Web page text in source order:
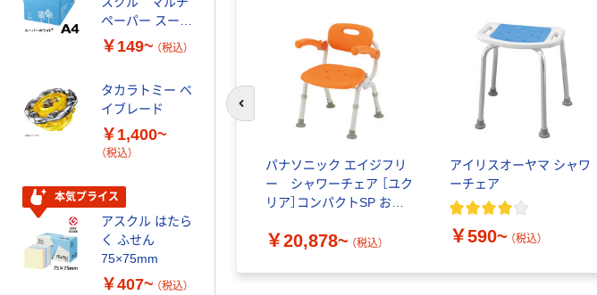
パナソニック エイジフリ
ー シャワーチェア ［ユク
リア］コンパクトSP おり
￥20,878~ （税込）
アイリスオーヤマ シャワ
ーチェア
￥590~ （税込）
前のスライドへ
ペーパー スーパ
ーホワイト+
￥149~ （税込）
タカラトミー ベ
イブレード
￥1,400~
（税込）
本気プライス
アスクル はたら
く ふせん
75×75mm
￥407~ （税込）
透明 高密度タイ
プ 詰替用 バイ
オマス素材10％
配合
￥616~ （税込）
オリジナル
乾電池 単3
形 アルカリ乾
電池 北欧パッ
ケージ アスク
ルオリジナル
￥140~ （税込）
本気プライス
ティッシュペー
パー ボックス
カラ 厚さ
0.22mm 布テー
プ
￥145~ （税込）
本気プライス
パー ダブル60
100% 6ロール
リサイクル100
芯あり FSC認
証
￥460~
オリジナル
形 アルカリ乾